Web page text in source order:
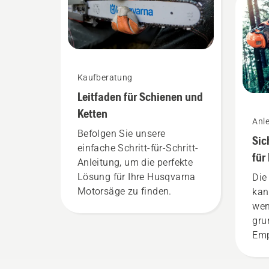
Kaufberatung
Leitfaden für Schienen und
Ketten
Befolgen Sie unsere
einfache Schritt-für-Schritt-
Anleitung, um die perfekte
Lösung für Ihre Husqvarna
Motorsäge zu finden.
für